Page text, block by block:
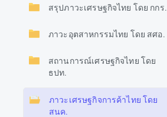
สรุปภาวะเศรษฐกิจไทย โดย กกร.
ภาวะอุตสาหกรรมไทย โดย สศอ.
สถานการณ์เศรษฐกิจไทย โดย
ธปท.
ภาวะเศรษฐกิจการค้าไทย โดย
สนค.